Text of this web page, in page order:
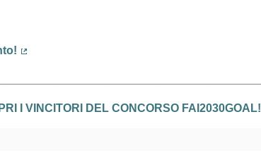
I VINCITORI DEL CONCORSO FAI2030GOAL!